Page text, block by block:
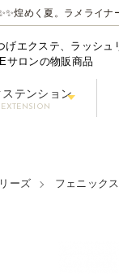
煌めく夏。ラメライ
げエクステ、ラッシュ
サロンの物販商品
ステンション
EXTENSION
ーズ フェニック